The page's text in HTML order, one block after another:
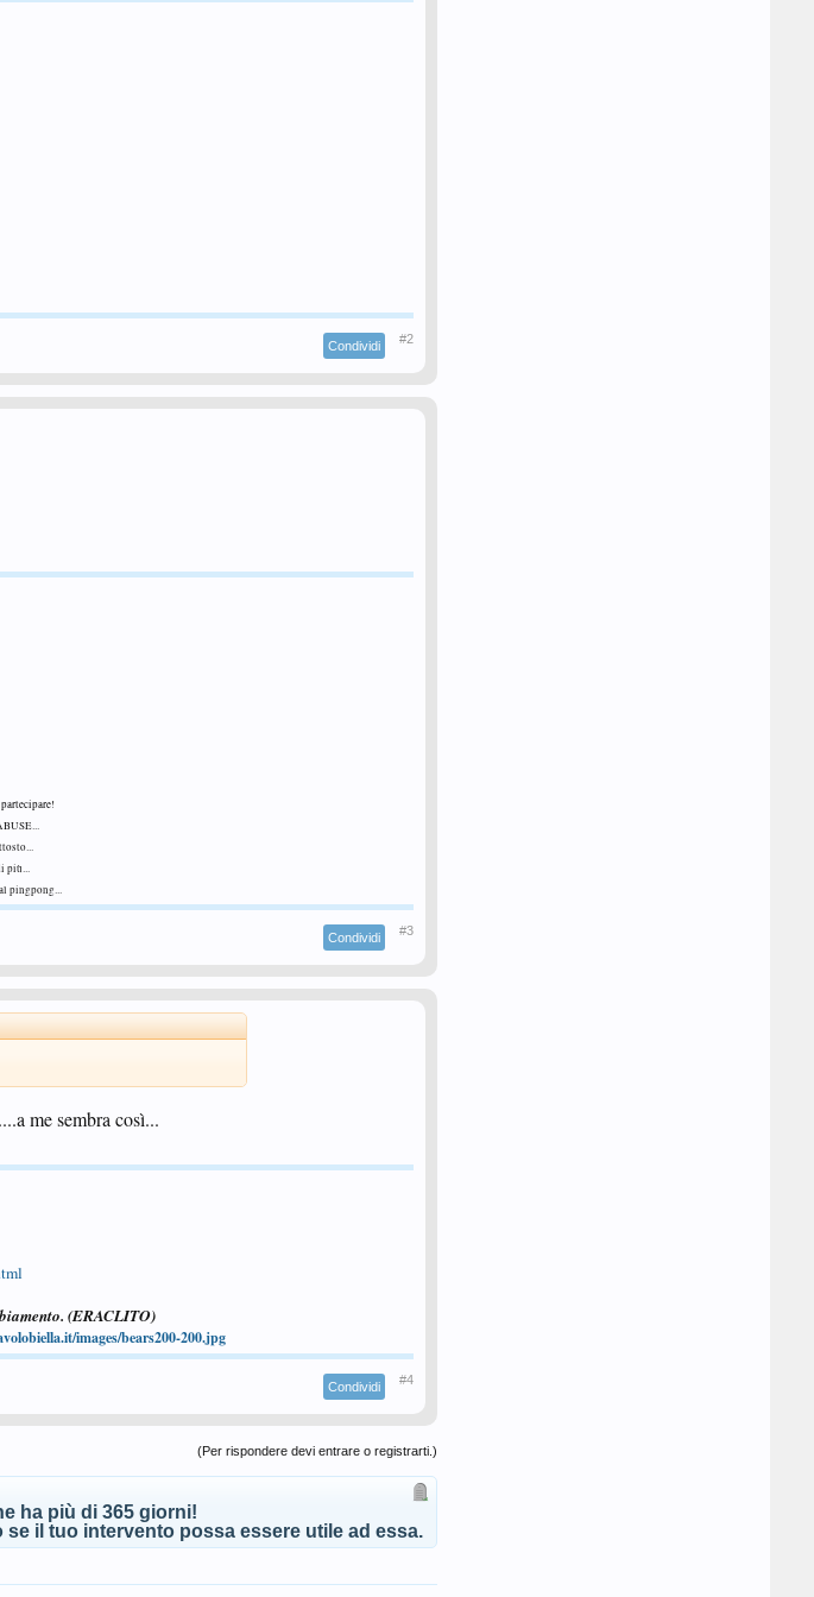
Condividi #2
più...
pingpong...
Condividi #3
me sembra così...
(ERACLITO)
images/bears200-200.jpg
Condividi #4
(Per rispondere devi entrare o registrarti.)
ha più di 365 giorni!
il tuo intervento possa essere utile ad essa.